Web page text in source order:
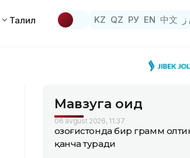
Таҳлил KZ QZ РУ EN 中文
Мавзуга оид
06 avgust 2026, 11:37
Қозоғистонда бир грамм
қанча туради